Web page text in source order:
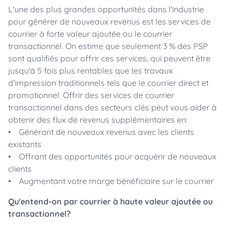
L'une des plus grandes opportunités dans l'industrie
pour générer de nouveaux revenus est les services de
courrier à forte valeur ajoutée ou le courrier
transactionnel. On estime que seulement 3 % des PSP
sont qualifiés pour offrir ces services, qui peuvent être
jusqu'à 5 fois plus rentables que les travaux
d'impression traditionnels tels que le courrier direct et
promotionnel. Offrir des services de courrier
transactionnel dans des secteurs clés peut vous aider à
obtenir des flux de revenus supplémentaires en:
• Générant de nouveaux revenus avec les clients
existants
• Offrant des opportunités pour acquérir de nouveaux
clients
• Augmentant votre marge bénéficiaire sur le courrier
Qu'entend-on par courrier à haute valeur ajoutée ou
transactionnel?